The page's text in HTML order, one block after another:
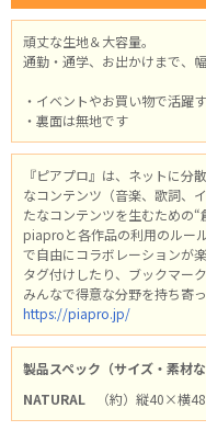
頑丈な生地＆大容量。
通勤・通学、お出かけまで、
・イベントやお買い物で活躍
・裏面は無地です
『ピアプロ』は、ネットに分
なコンテンツ（音楽、歌詞、
たなコンテンツを生むための“
piaproと各作品の利用のルー
で自由にコラボレーションが
タグ付けしたり、ブックマー
みんなで得意な分野を持ち寄
https://piapro.jp/
製品スペック（サイズ・素材な
NATURAL
（約）縦40×横